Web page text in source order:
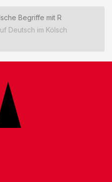
Begriffe mit R
Deutsch im Kölsch